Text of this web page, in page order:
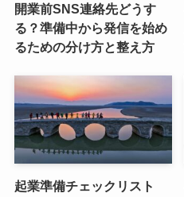
開業前SNS連絡先どうす
る？準備中から発信を始め
るための分け方と整え方
起業準備チェックリスト